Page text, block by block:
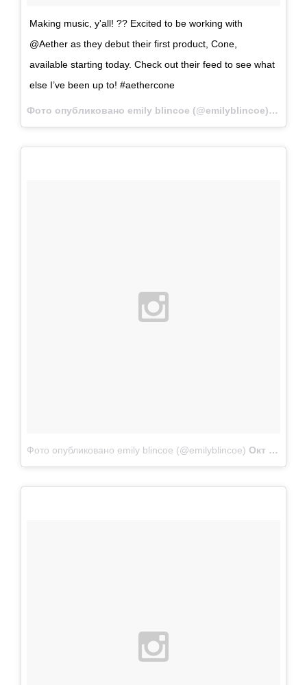
Making music, y'all! ?? Excited to be working with
@Aether as they debut their first product, Cone,
available starting today. Check out their feed to see what
else I’ve been up to! #aethercone
Фото опубликовано emily blincoe (@emilyblincoe)Авг 25
Фото опубликовано emily blincoe (@emilyblincoe) Окт 11 2014 в 9:28 PDT